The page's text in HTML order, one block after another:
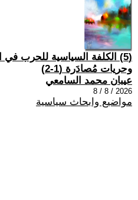
(5) الكلفة السياسية للحرب في
وحريات مُصادَرة (1-2)
عيبان محمد السامعي
2026 / 8 / 8
مواضيع وابحاث سياسية